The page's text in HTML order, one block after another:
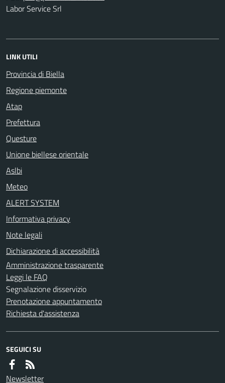
Labor Service Srl
LINK UTILI
Provincia di Biella
Regione piemonte
Atap
Prefettura
Questure
Unione biellese orientale
Aslbi
Meteo
ALERT SYSTEM
Informativa privacy
Note legali
Dichiarazione di accessibilità
Amministrazione trasparente
Leggi le FAQ
Segnalazione disservizio
Prenotazione appuntamento
Richiesta d'assistenza
SEGUICI SU
Newsletter